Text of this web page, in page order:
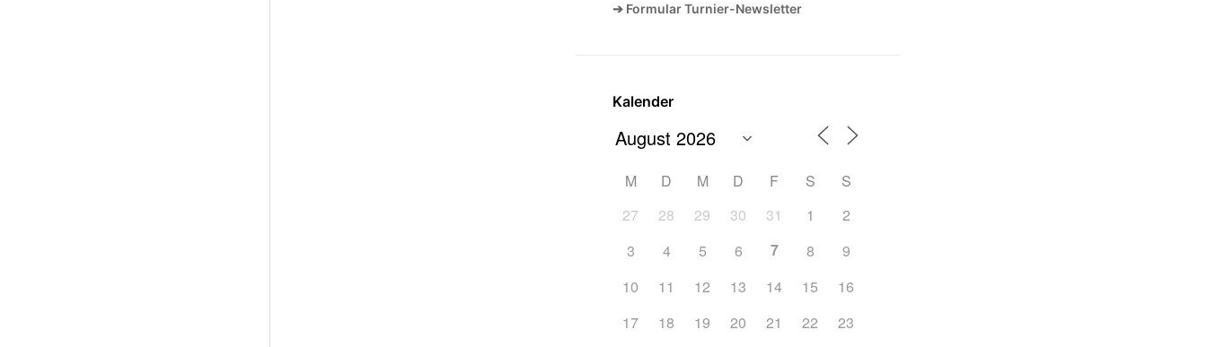
➔ Formular Turnier-Newsletter
Kalender
M D M D F S
S
27
28 29 30 31 1
2
3
4 5 6 7 8
9
10
11 12 13 14 15
16
17
18 19 20 21 22
23